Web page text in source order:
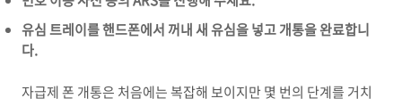
유심 트레이를 핸드폰에서 꺼내 새 유심을 넣고 개통을 완료합니
다.
자급제 폰 개통은 처음에는 복잡해 보이지만 몇 번의 단계를 거치